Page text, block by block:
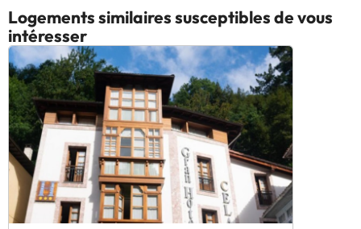
Logements similaires susceptibles de vous
intéresser